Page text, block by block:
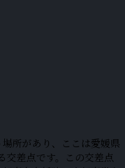
所があり、ここは愛媛県
交差点です。この交差点